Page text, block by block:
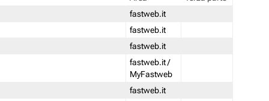
fastweb.it
fastweb.it
fastweb.it
fastweb.it /
MyFastweb
fastweb.it